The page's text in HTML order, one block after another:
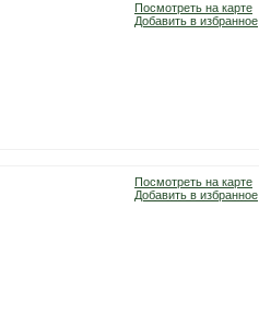
Посмотреть на карте
Добавить в избранное
Посмотреть на карте
Добавить в избранное